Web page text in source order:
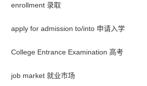
enrollment 录取
apply for admission to/into 申请入学
College Entrance Examination 高考
job market 就业市场